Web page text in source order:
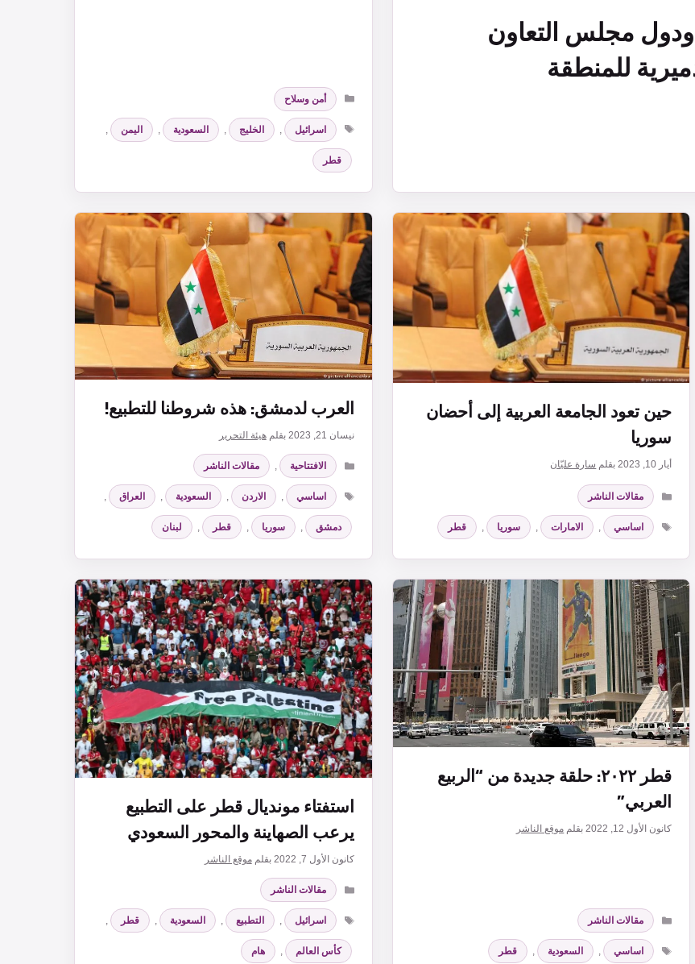
ودول مجلس التعاون
للمنطقة التصنيفات
أمن وسلاح
الوسوم
اسرائيل , الخليج , السعودية , اليمن ,
قطر
حين تعود الجامعة العربية إلى أحضان
سوريا
أيار 10, 2023 بقلم سارة عليّان
التصنيفات
مقالات الناشر
الوسوم
اساسي , الامارات , سوريا , قطر
العرب لدمشق: هذه شروطنا للتطبيع!
نيسان 21, 2023 بقلمهيئة التحرير
التصنيفات
الافتتاحية ,
مقالات الناشر
الوسوم
اساسي , الاردن , السعودية , العراق ,
دمشق , سوريا , قطر , لبنان
قطر ٢٠٢٢: حلقة جديدة من “الربيع
العربي”
كانون الأول 12, 2022 بقلم موقع الناشر
التصنيفات
مقالات الناشر
الوسوم
اساسي , السعودية , قطر
استفتاء مونديال قطر على التطبيع
يرعب الصهاينة والمحور السعودي
كانون الأول 7, 2022 بقلمموقع الناشر
التصنيفات
مقالات الناشر
الوسوم
اسرائيل , التطبيع , السعودية , قطر ,
كأس العالم , هام